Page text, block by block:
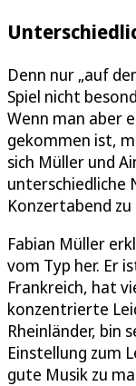
Denn nur „auf
Spiel nicht
Wenn man aber
gekommen ist,
sich Müller und
unterschiedliche
Konzertabend
Fabian Müller
vom Typ her. Er
Frankreich, hat
konzentrierte
Rheinländer, bin
Einstellung zum
gute Musik zu